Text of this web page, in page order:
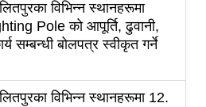
विभिन्न स्थानहरूमा
Pole को आपूर्ति, ढुवानी,
सम्बन्धी बोलपत्र स्वीकृत गर्ने
विभिन्न स्थानहरूमा 12.